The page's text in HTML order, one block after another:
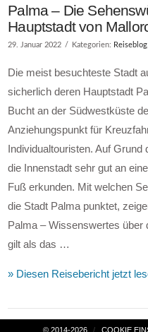
Palma – Die
Hauptstadt von
29. Januar 2022 Kategorien: Reiseblog,
Die meist besuchteste Stadt
sicherlich deren Hauptstadt
Bucht an der Südwestküste
Anziehungspunkt für
Individualtouristen. Auf
die Innenstadt sehr gut an
Fuß erkunden. Mit welchen
die Stadt Palma punktet,
Palma – Wissenswertes über
gilt als das …
» Diesen Reisebericht jetzt
© 2014-2026 COOKIE